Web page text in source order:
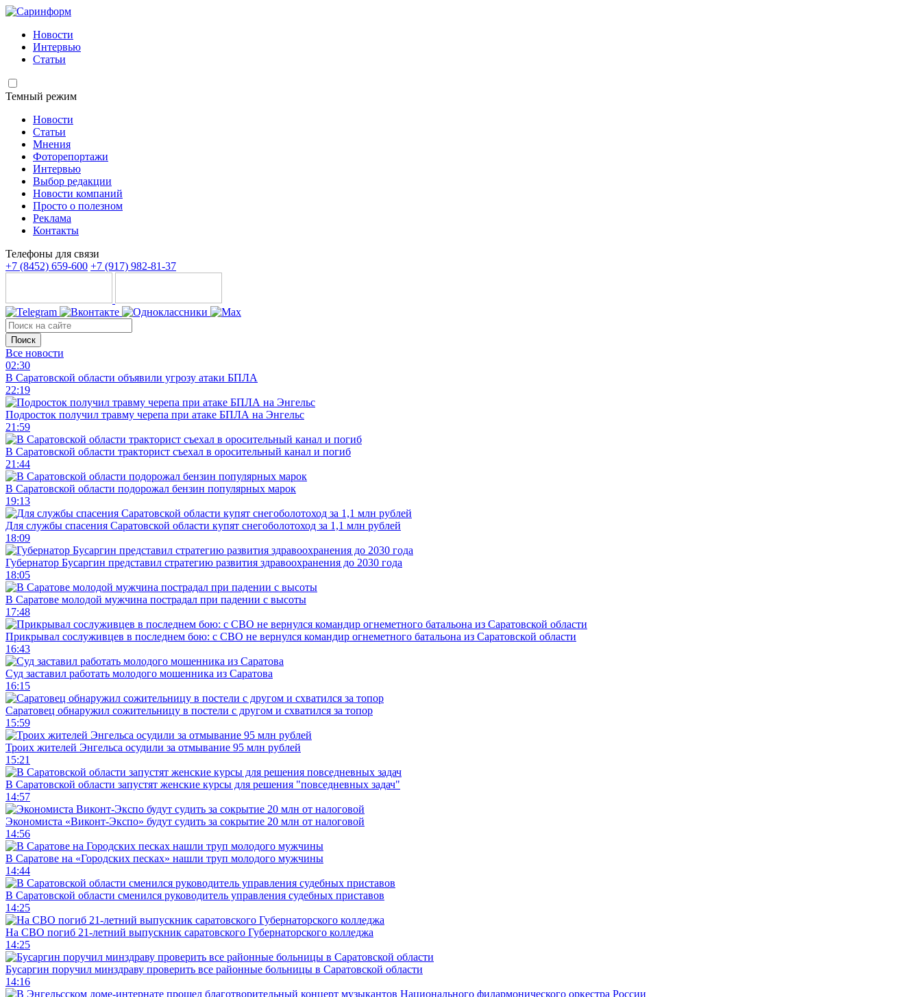
Новости
Интервью
Статьи
Темный режим
Новости
Статьи
Мнения
Фоторепортажи
Интервью
Выбор редакции
Новости компаний
Просто о полезном
Реклама
Контакты
Телефоны для связи
+7 (8452) 659-600 +7 (917) 982-81-37
Поиск
Все новости
02:30
В Саратовской области объявили угрозу атаки БПЛА
22:19
Подросток получил травму черепа при атаке БПЛА на Энгельс
21:59
В Саратовской области тракторист съехал в оросительный канал и погиб
21:44
В Саратовской области подорожал бензин популярных марок
19:13
Для службы спасения Саратовской области купят снегоболотоход за 1,1 млн рублей
18:09
Губернатор Бусаргин представил стратегию развития здравоохранения до 2030 года
18:05
В Саратове молодой мужчина пострадал при падении с высоты
17:48
Прикрывал сослуживцев в последнем бою: с СВО не вернулся командир огнеметного батальона из Саратовской области
16:43
Суд заставил работать молодого мошенника из Саратова
16:15
Саратовец обнаружил сожительницу в постели с другом и схватился за топор
15:59
Троих жителей Энгельса осудили за отмывание 95 млн рублей
15:21
В Саратовской области запустят женские курсы для решения "повседневных задач"
14:57
Экономиста «Виконт-Экспо» будут судить за сокрытие 20 млн от налоговой
14:56
В Саратове на «Городских песках» нашли труп молодого мужчины
14:44
В Саратовской области сменился руководитель управления судебных приставов
14:25
На СВО погиб 21-летний выпускник саратовского Губернаторского колледжа
14:25
Бусаргин поручил минздраву проверить все районные больницы в Саратовской области
14:16